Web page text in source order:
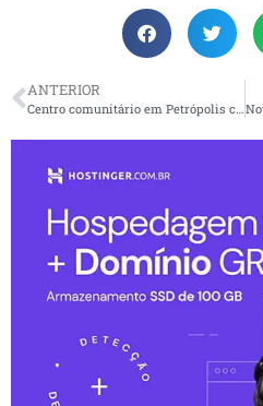
ANTERIOR
Centro comunitário em Petrópolis completou um ano